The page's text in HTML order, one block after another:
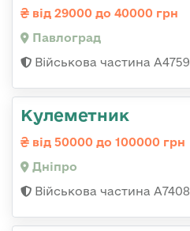
від 29000 до 40000 грн
Павлоград
Військова частина А4759
Кулеметник
від 50000 до 100000 грн
Дніпро
Військова частина А7408